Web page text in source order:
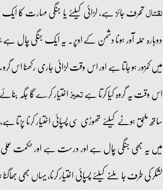
لقتالتحرف جائز ہے، لڑائی کیلئے یا جنگی مہارت کا
دوبارہ حملہ آور ہونا دشمن کے اوپر۔ یہ ایک جنگی
میں کمزور ہو جاتا ہے اور اس وقت لڑائی جاری رکھنا اس
اس وقت یہ گروہ کیا کرتا ہےتحیزاختیار کرے گا جگہ
ساتھ ملحق ہونے کیلئے تھوڑی سی پسپائی اختیار کرنا
میں یہ بھی جنگی چال ہے اور درست ہے اور حکمت
لشکر کی طرف جا ملنے کیلئے پسپائی اختیار کرنا، یہاں بھی